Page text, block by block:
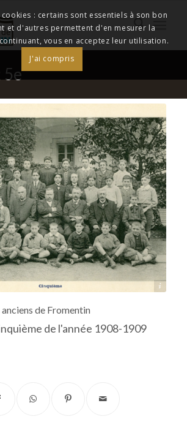
5e
Source : collège-lycée Fromentin
de Fromentin
de l'année 1908-1909
: certains sont essentiels à son bon
et d'autres permettent d'en mesurer la
vous en acceptez leur utilisation.
J'ai compris